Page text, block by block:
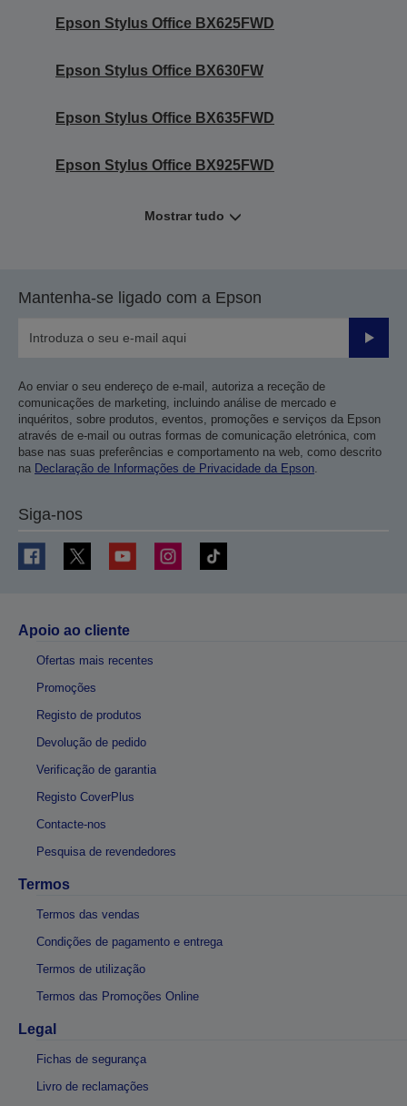
Epson Stylus Office BX625FWD
Epson Stylus Office BX630FW
Epson Stylus Office BX635FWD
Epson Stylus Office BX925FWD
Mostrar tudo
Mantenha-se ligado com a Epson
Enviar
Ao enviar o seu endereço de e-mail, autoriza a receção de
comunicações de marketing, incluindo análise de mercado e
inquéritos, sobre produtos, eventos, promoções e serviços da Epson
através de e-mail ou outras formas de comunicação eletrónica, com
base nas suas preferências e comportamento na web, como descrito
na Declaração de Informações de Privacidade da Epson.
Siga-nos
Apoio ao cliente
Ofertas mais recentes
Promoções
Registo de produtos
Devolução de pedido
Verificação de garantia
Registo CoverPlus
Contacte-nos
Pesquisa de revendedores
Termos
Termos das vendas
Condições de pagamento e entrega
Termos de utilização
Termos das Promoções Online
Legal
Fichas de segurança
Livro de reclamações